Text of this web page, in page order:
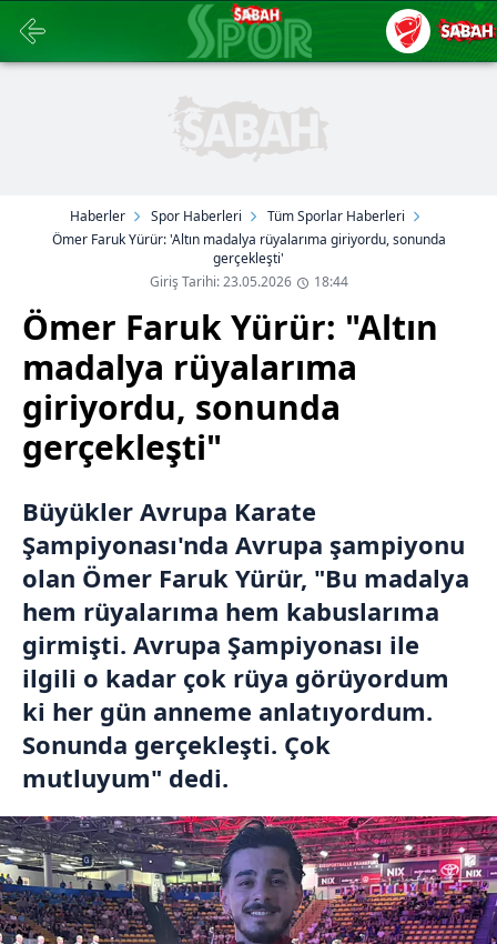
Haberler Spor Haberleri
Tüm Sporlar Haberleri
Ömer Faruk Yürür: 'Altın madalya rüyalarıma giriyordu, sonunda
gerçekleşti'
Giriş Tarihi: 23.05.2026
18:44
Ömer Faruk Yürür: "Altın
madalya rüyalarıma
giriyordu, sonunda
gerçekleşti"
Büyükler Avrupa Karate
Şampiyonası'nda Avrupa şampiyonu
olan Ömer Faruk Yürür, "Bu madalya
hem rüyalarıma hem kabuslarıma
girmişti. Avrupa Şampiyonası ile
ilgili o kadar çok rüya görüyordum
ki her gün anneme anlatıyordum.
Sonunda gerçekleşti. Çok
mutluyum" dedi.